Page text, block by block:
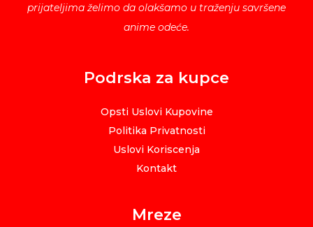
prijateljima želimo da olakšamo u traženju savršene
anime odeće.
Podrska za kupce
Opsti Uslovi Kupovine
Politika Privatnosti
Uslovi Koriscenja
Kontakt
Mreze